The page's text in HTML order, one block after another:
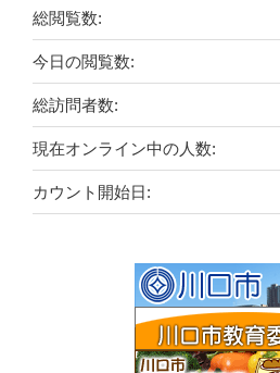
総閲覧数:
今日の閲覧数:
総訪問者数:
現在オンライン中の人数:
カウント開始日: